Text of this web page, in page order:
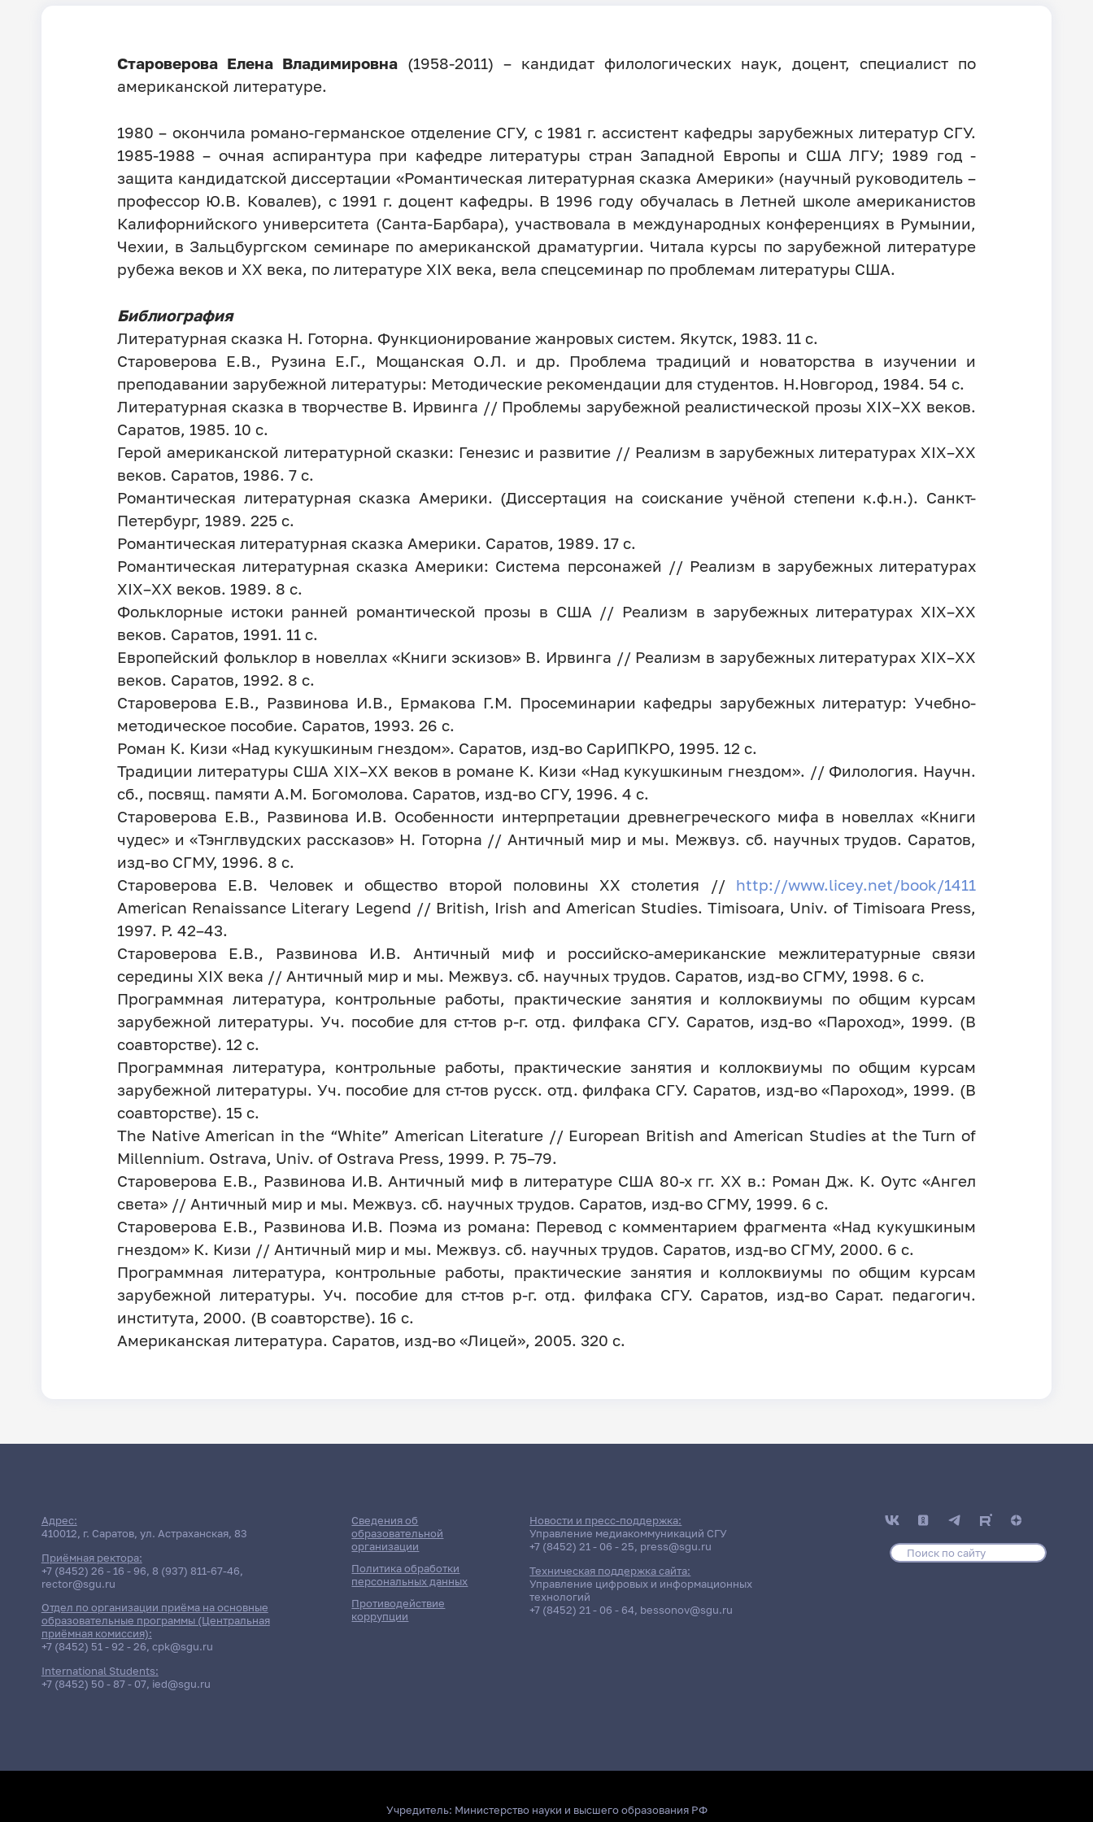
Староверова Елена Владимировна(1958-2011) – кандидат филологических наук, доцент, специалист по
американской литературе.
1980 – окончила романо-германское отделение СГУ, с 1981 г. ассистент кафедры зарубежных литератур СГУ.
1985-1988 – очная аспирантура при кафедре литературы стран Западной Европы и США ЛГУ; 1989 год -
защита кандидатской диссертации «Романтическая литературная сказка Америки» (научный руководитель –
профессор Ю.В. Ковалев), с 1991 г. доцент кафедры. В 1996 году обучалась в Летней школе американистов
Калифорнийского университета (Санта-Барбара), участвовала в международных конференциях в Румынии,
Чехии, в Зальцбургском семинаре по американской драматургии. Читала курсы по зарубежной литературе
рубежа веков и ХХ века, по литературе XIX века, вела спецсеминар по проблемам литературы США.
Библиография
Литературная сказка Н. Готорна. Функционирование жанровых систем. Якутск, 1983. 11 с.
Староверова Е.В., Рузина Е.Г., Мощанская О.Л. и др. Проблема традиций и новаторства в изучении и
преподавании зарубежной литературы: Методические рекомендации для студентов. Н.Новгород, 1984. 54 c.
Литературная сказка в творчестве В. Ирвинга // Проблемы зарубежной реалистической прозы XIX–XX веков.
Саратов, 1985. 10 c.
Герой американской литературной сказки: Генезис и развитие // Реализм в зарубежных литературах XIX–XX
веков. Саратов, 1986. 7 c.
Романтическая литературная сказка Америки. (Диссертация на соискание учёной степени к.ф.н.). Санкт-
Петербург, 1989. 225 c.
Романтическая литературная сказка Америки. Саратов, 1989. 17 c.
Романтическая литературная сказка Америки: Система персонажей // Реализм в зарубежных литературах
XIX–XX веков. 1989. 8 с.
Фольклорные истоки ранней романтической прозы в США // Реализм в зарубежных литературах XIX–XX
веков. Саратов, 1991. 11 с.
Европейский фольклор в новеллах «Книги эскизов» В. Ирвинга // Реализм в зарубежных литературах XIX–XX
веков. Саратов, 1992. 8 с.
Староверова Е.В., Развинова И.В., Ермакова Г.М. Просеминарии кафедры зарубежных литератур: Учебно-
методическое пособие. Саратов, 1993. 26 c.
Роман К. Кизи «Над кукушкиным гнездом». Саратов, изд-во СарИПКРО, 1995. 12 с.
Традиции литературы США XIX–XX веков в романе К. Кизи «Над кукушкиным гнездом». // Филология. Научн.
сб., посвящ. памяти А.М. Богомолова. Саратов, изд-во СГУ, 1996. 4 с.
Староверова Е.В., Развинова И.В. Особенности интерпретации древнегреческого мифа в новеллах «Книги
чудес» и «Тэнглвудских рассказов» Н. Готорна // Античный мир и мы. Межвуз. сб. научных трудов. Саратов,
изд-во СГМУ, 1996. 8 с.
Староверова Е.В. Человек и общество второй половины ХХ столетия // http://www.licey.net/book/1411
American Renaissance Literary Legend // British, Irish and American Studies. Timisoara, Univ. of Timisoara Press,
1997. P. 42–43.
Староверова Е.В., Развинова И.В. Античный миф и российско-американские межлитературные связи
середины XIX века // Античный мир и мы. Межвуз. сб. научных трудов. Саратов, изд-во СГМУ, 1998. 6 с.
Программная литература, контрольные работы, практические занятия и коллоквиумы по общим курсам
зарубежной литературы. Уч. пособие для ст-тов р-г. отд. филфака СГУ. Саратов, изд-во «Пароход», 1999. (В
соавторстве). 12 с.
Программная литература, контрольные работы, практические занятия и коллоквиумы по общим курсам
зарубежной литературы. Уч. пособие для ст-тов русск. отд. филфака СГУ. Саратов, изд-во «Пароход», 1999. (В
соавторстве). 15 с.
The Native American in the “White” American Literature // European British and American Studies at the Turn of
Millennium. Ostrava, Univ. of Ostrava Press, 1999. P. 75–79.
Староверова Е.В., Развинова И.В. Античный миф в литературе США 80-х гг. XX в.: Роман Дж. К. Оутс «Ангел
света» // Античный мир и мы. Межвуз. сб. научных трудов. Саратов, изд-во СГМУ, 1999. 6 с.
Староверова Е.В., Развинова И.В. Поэма из романа: Перевод с комментарием фрагмента «Над кукушкиным
гнездом» К. Кизи // Античный мир и мы. Межвуз. сб. научных трудов. Саратов, изд-во СГМУ, 2000. 6 с.
Программная литература, контрольные работы, практические занятия и коллоквиумы по общим курсам
зарубежной литературы. Уч. пособие для ст-тов р-г. отд. филфака СГУ. Саратов, изд-во Сарат. педагогич.
института, 2000. (В соавторстве). 16 с.
Американская литература. Саратов, изд-во «Лицей», 2005. 320 с.
Адрес:
410012, г. Саратов, ул. Астраханская, 83
Приёмная ректора:
+7 (8452) 26 - 16 - 96, 8 (937) 811-67-46,
rector@sgu.ru
Отдел по организации приёма на основные
образовательные программы (Центральная
приёмная комиссия):
+7 (8452) 51 - 92 - 26, cpk@sgu.ru
International Students:
+7 (8452) 50 - 87 - 07, ied@sgu.ru
Сведения об
образовательной
организации
Политика обработки
персональных данных
Противодействие
коррупции
Новости и пресс-поддержка:
Управление медиакоммуникаций СГУ
+7 (8452) 21 - 06 - 25, press@sgu.ru
Техническая поддержка сайта:
Управление цифровых и информационных
технологий
+7 (8452) 21 - 06 - 64, bessonov@sgu.ru
Учредитель: Министерство науки и высшего образования РФ